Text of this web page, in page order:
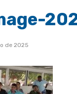
de 2025